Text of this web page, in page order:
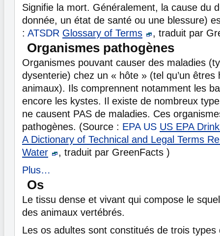
Signifie la mort. Généralement, la cause du
donnée, un état de santé ou une blessure)
: ATSDR Glossary of Terms , traduit par
Organismes pathogènes
Organismes pouvant causer des maladies
dysenterie) chez un « hôte » (tel qu’un êtres
animaux). Ils comprennent notamment les
encore les kystes. Il existe de nombreux
ne causent PAS de maladies. Ces
pathogènes. (Source : EPA US US EPA
A Dictionary of Technical and Legal Terms
Water
, traduit par GreenFacts )
Plus…
Os
Le tissu dense et vivant qui compose le
des animaux vertébrés.
Les os adultes sont constitués de trois